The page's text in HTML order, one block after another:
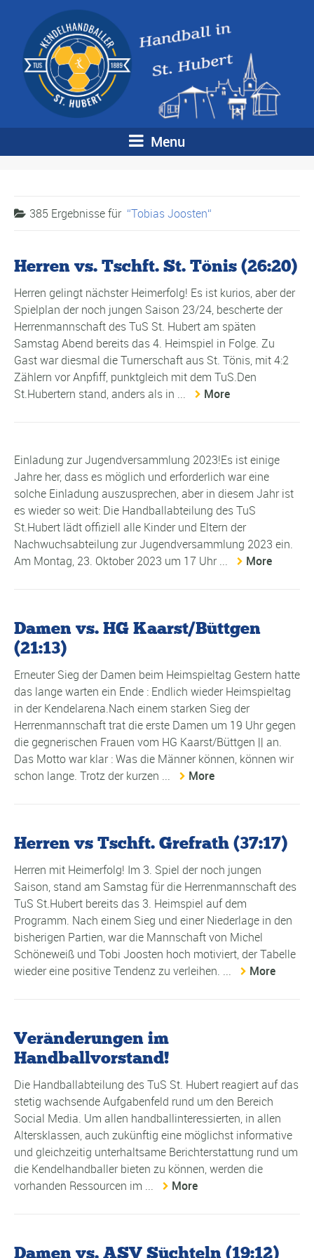
Menu
385 Ergebnisse für Tobias Joosten
Herren vs. Tschft. St. Tönis (26:20)
Herren gelingt nächster Heimerfolg! Es ist kurios, aber der
Spielplan der noch jungen Saison 23/24, bescherte der
Herrenmannschaft des TuS St. Hubert am späten
Samstag Abend bereits das 4. Heimspiel in Folge. Zu
Gast war diesmal die Turnerschaft aus St. Tönis, mit 4:2
Zählern vor Anpfiff, punktgleich mit dem TuS.Den
St.Hubertern stand, anders als in ...
More
Einladung zur Jugendversammlung 2023!Es ist einige
Jahre her, dass es möglich und erforderlich war eine
solche Einladung auszusprechen, aber in diesem Jahr ist
es wieder so weit: Die Handballabteilung des TuS
St.Hubert lädt offiziell alle Kinder und Eltern der
Nachwuchsabteilung zur Jugendversammlung 2023 ein.
Am Montag, 23. Oktober 2023 um 17 Uhr ...
More
Damen vs. HG Kaarst/Büttgen
(21:13)
Erneuter Sieg der Damen beim Heimspieltag Gestern hatte
das lange warten ein Ende : Endlich wieder Heimspieltag
in der Kendelarena.Nach einem starken Sieg der
Herrenmannschaft trat die erste Damen um 19 Uhr gegen
die gegnerischen Frauen vom HG Kaarst/Büttgen || an.
Das Motto war klar : Was die Männer können, können wir
schon lange. Trotz der kurzen ...
More
Herren vs Tschft. Grefrath (37:17)
Herren mit Heimerfolg! Im 3. Spiel der noch jungen
Saison, stand am Samstag für die Herrenmannschaft des
TuS St.Hubert bereits das 3. Heimspiel auf dem
Programm. Nach einem Sieg und einer Niederlage in den
bisherigen Partien, war die Mannschaft von Michel
Schöneweiß und Tobi Joosten hoch motiviert, der Tabelle
wieder eine positive Tendenz zu verleihen. ...
More
Veränderungen im
Handballvorstand!
Die Handballabteilung des TuS St. Hubert reagiert auf das
stetig wachsende Aufgabenfeld rund um den Bereich
Social Media. Um allen handballinteressierten, in allen
Altersklassen, auch zukünftig eine möglichst informative
und gleichzeitig unterhaltsame Berichterstattung rund um
die Kendelhandballer bieten zu können, werden die
vorhanden Ressourcen im ...
More
Damen vs. ASV Süchteln (19:12)